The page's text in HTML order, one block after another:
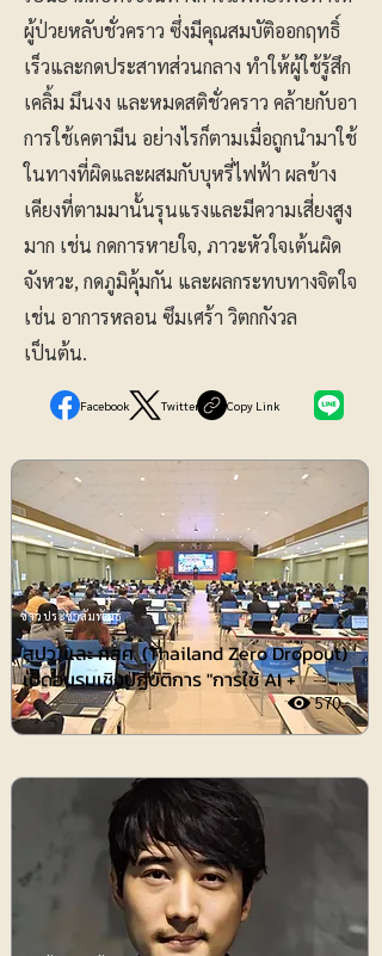
ผู้ป่วยหลับชั่วคราว ซึ่งมีคุณสมบัติออกฤทธิ์
เร็วและกดประสาทส่วนกลาง ทำให้ผู้ใช้รู้สึก
เคลิ้ม มึนงง และหมดสติชั่วคราว คล้ายกับอา
การใช้เคตามีน อย่างไรก็ตามเมื่อถูกนำมาใช้
ในทางที่ผิดและผสมกับบุหรี่ไฟฟ้า ผลข้าง
เคียงที่ตามมานั้นรุนแรงและมีความเสี่ยงสูง
มาก เช่น กดการหายใจ, ภาวะหัวใจเต้นผิด
จังหวะ, กดภูมิคุ้มกัน และผลกระทบทางจิตใจ
เช่น อาการหลอน ซึมเศร้า วิตกกังวล
เป็นต้น.
Facebook Twitter Copy Link
สปว. และ กสศ. (Thailand Zero Dropout)
เปิดอบรมเชิงปฏิบัติการ "การใช้ AI +
570
ข่าวประชาสัมพันธ์